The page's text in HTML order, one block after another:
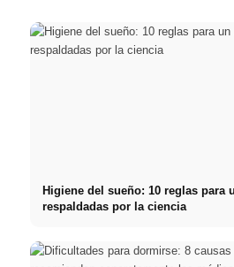
Higiene del sueño: 10 reglas para
respaldadas por la ciencia